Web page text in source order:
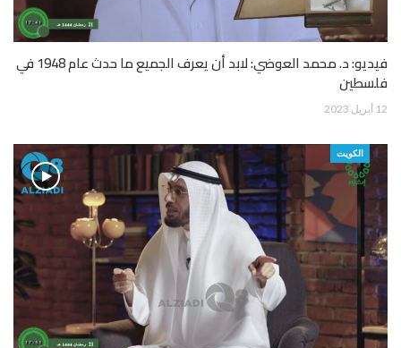
فيديو: د. محمد العوضي: لابد أن يعرف الجميع ما حدث عام 1948 في
فلسطين
12 أبريل 2023
الكويت